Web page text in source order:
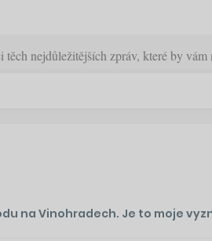
nejdůležitějších zpráv, které by
na Vinohradech. Je to moje